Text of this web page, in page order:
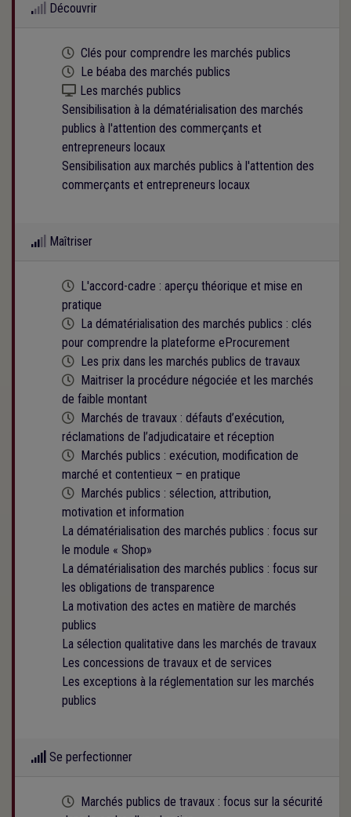
Découvrir
Cette formation est programmée
Clés pour comprendre les marchés publics
Cette formation est programmée
Le béaba des marchés publics
Kit numérique gratuit
Les marchés publics
Sensibilisation à la dématérialisation des marchés
publics à l'attention des commerçants et
entrepreneurs locaux
Sensibilisation aux marchés publics à l'attention des
commerçants et entrepreneurs locaux
Maîtriser
Cette formation est programmée
L'accord-cadre : aperçu théorique et mise en
pratique
Cette formation est programmée
La dématérialisation des marchés publics : clés
pour comprendre la plateforme eProcurement
Cette formation est programmée
Les prix dans les marchés publics de travaux
Cette formation est programmée
Maitriser la procédure négociée et les marchés
de faible montant
Cette formation est programmée
Marchés de travaux : défauts d’exécution,
réclamations de l’adjudicataire et réception
Cette formation est programmée
Marchés publics : exécution, modification de
marché et contentieux – en pratique
Cette formation est programmée
Marchés publics : sélection, attribution,
motivation et information
La dématérialisation des marchés publics : focus sur
le module « Shop»
La dématérialisation des marchés publics : focus sur
les obligations de transparence
La motivation des actes en matière de marchés
publics
La sélection qualitative dans les marchés de travaux
Les concessions de travaux et de services
Les exceptions à la réglementation sur les marchés
publics
Se perfectionner
Cette formation est programmée
Marchés publics de travaux : focus sur la sécurité